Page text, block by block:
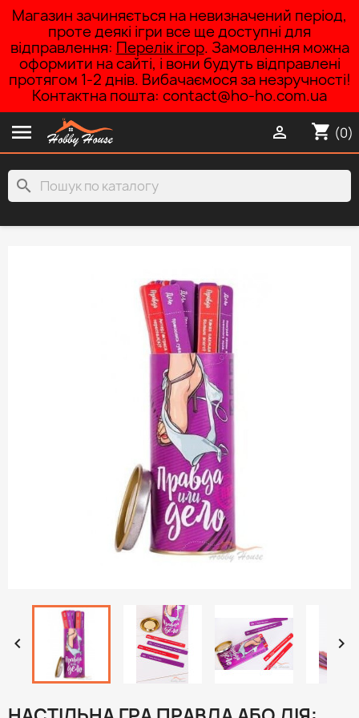
Магазин зачиняється на невизначений період,
проте деякі ігри все ще доступні для
відправлення: Перелік ігор. Замовлення можна
оформити на сайті, і вони будуть відправлені
протягом 1-2 днів. Вибачаємося за незручності!
Контактна пошта: contact@ho-ho.com.ua
 shopping_cart (0)

search
 